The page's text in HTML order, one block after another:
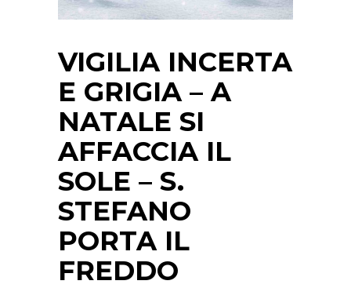
VIGILIA INCERTA
E GRIGIA – A
NATALE SI
AFFACCIA IL
SOLE – S.
STEFANO
PORTA IL
FREDDO